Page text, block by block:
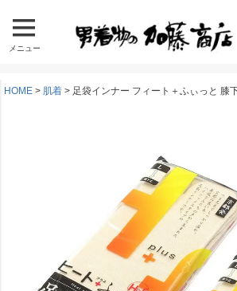
メニュー
HOME 肌着 足袋インナー フィート＋ふぃっと 膝